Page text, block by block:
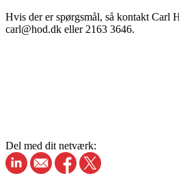
Hvis der er spørgsmål, så kontakt Carl
carl@hod.dk eller 2163 3646.
Del med dit netværk: